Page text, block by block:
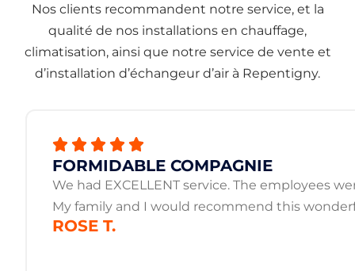
Nos clients recommandent notre service, et la
qualité de nos installations en chauffage,
climatisation, ainsi que notre service de vente et
d’installation d’échangeur d’air à Repentigny.
FORMIDABLE COMPAGNIE
We had EXCELLENT service. The employees
My family and I would recommend this
ROSE T.